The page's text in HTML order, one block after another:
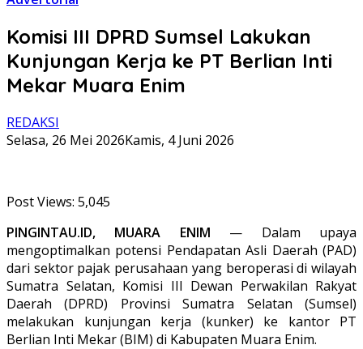
Komisi III DPRD Sumsel Lakukan
Kunjungan Kerja ke PT Berlian Inti
Mekar Muara Enim
REDAKSI
Selasa, 26 Mei 2026Kamis, 4 Juni 2026
Post Views: 5,045
PINGINTAU.ID, MUARA ENIM — Dalam upaya
mengoptimalkan potensi Pendapatan Asli Daerah (PAD)
dari sektor pajak perusahaan yang beroperasi di wilayah
Sumatra Selatan, Komisi III Dewan Perwakilan Rakyat
Daerah (DPRD) Provinsi Sumatra Selatan (Sumsel)
melakukan kunjungan kerja (kunker) ke kantor PT
Berlian Inti Mekar (BIM) di Kabupaten Muara Enim.